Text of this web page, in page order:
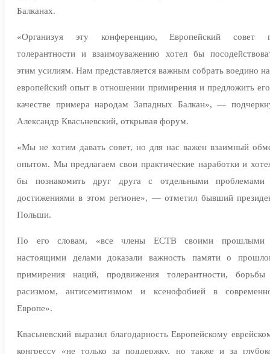
Балканах.
«Организуя эту конференцию, Европейский совет
толерантности и взаимоуважению хотел бы
этим усилиям. Нам представляется важным собрать воедино
европейский опыт в отношении примирения и предложить
качестве примера народам Западных Балкан», —
Александр Квасьневский, открывая форум.
«Мы не хотим давать совет, но для нас важен взаимный
опытом. Мы предлагаем свои практические наработки и
бы познакомить друг друга с отдельными
достижениями в этом регионе», — отметил бывший
Польши.
По его словам, «все члены ЕСТВ своими прошлыми
настоящими делами доказали важность памяти о
примирения наций, продвижения толерантности,
расизмом, антисемитизмом и ксенофобией в
Европе».
Квасьневский выразил благодарность Европейскому
конгрессу «не только за поддержку, но также и за